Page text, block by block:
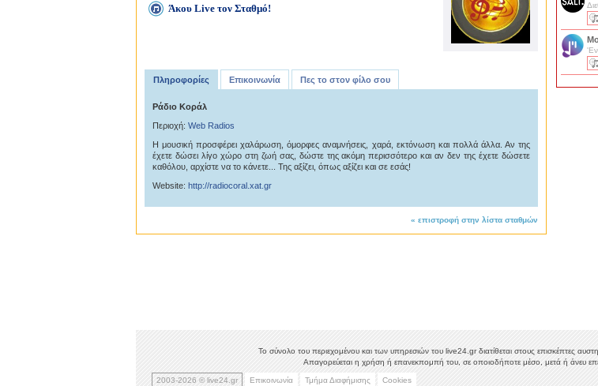
Άκου Live τον Σταθμό!
Πληροφορίες Επικοινωνία Πες το στον φίλο σου
Ράδιο Κοράλ
Περιοχή: Web Radios
Η μουσική προσφέρει χαλάρωση, όμορφες αναμνήσεις, χαρά, εκτόνωση και πολλά άλλα. Αν της
έχετε δώσει λίγο χώρο στη ζωή σας, δώστε της ακόμη περισσότερο και αν δεν της έχετε δώσετε
καθόλου, αρχίστε να το κάνετε... Της αξίζει, όπως αξίζει και σε εσάς!
Website: http://radiocoral.xat.gr
« επιστροφή στην λίστα σταθμών
Το σύνολο του περιεχομένου και των υπηρεσιών του live24.gr διατίθεται στους επισκέπτες
Απαγορεύεται η χρήση ή επανεκπομπή του, σε οποιοδήποτε μέσο, μετά ή άνευ
2003-2026 © live24.gr Επικοινωνία Τμήμα Διαφήμισης Cookies